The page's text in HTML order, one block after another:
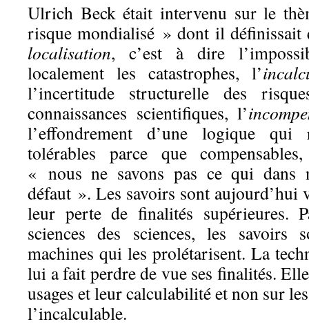
Ulrich Beck était intervenu sur le
risque mondialisé » dont il
localisation, c’est à dire
localement les catastrophes, l’
l’incertitude structurelle des
connaissances scientifiques, l’
l’effondrement d’une logique qui
tolérables parce que
« nous ne savons pas ce qui dans
défaut ». Les savoirs sont aujourd’hui
leur perte de finalités supérieures.
sciences des sciences, les savoirs
machines qui les prolétarisent. La
lui a fait perdre de vue ses finalités.
usages et leur calculabilité et non sur
l’incalculable.